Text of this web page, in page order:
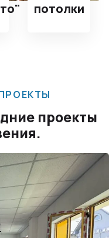
потолки
проекты